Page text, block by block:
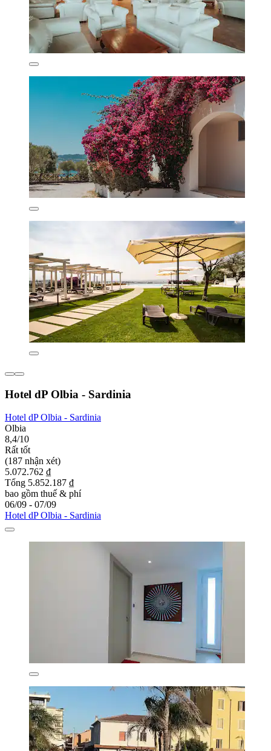
Hotel dP Olbia - Sardinia
Hotel dP Olbia - Sardinia
Olbia
8,4/10
Rất tốt
(187 nhận xét)
5.072.762 ₫
Tổng 5.852.187 ₫
bao gồm thuế & phí
06/09 - 07/09
Hotel dP Olbia - Sardinia